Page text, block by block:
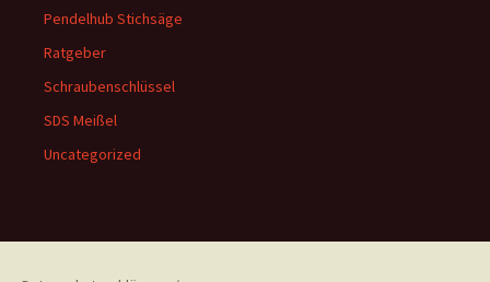
Pendelhub Stichsäge
Ratgeber
Schraubenschlüssel
SDS Meißel
Uncategorized